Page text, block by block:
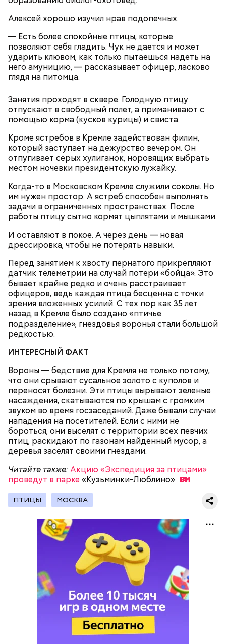
Алексей хорошо изучил нрав подопечных.
— Есть более спокойные птицы, которые
позволяют себя гладить. Чук не дается и может
ударить клювом, как только пытаешься надеть на
него амуницию, — рассказывает офицер, ласково
глядя на питомца.
Занятия проходят в сквере. Голодную птицу
отпускают в свободный полет, а приманивают с
помощью корма (кусков курицы) и свиста.
Кроме ястребов в Кремле задействован филин,
который заступает на дежурство вечером. Он
отпугивает серых хулиганок, норовящих выбрать
местом ночевки президентскую лужайку.
Когда-то в Московском Кремле служили соколы. Но
им нужен простор. А ястреб способен выполнять
задачи в ограниченных пространствах. После
работы птицу сытно кормят цыплятами и мышками.
И оставляют в покое. А через день — новая
дрессировка, чтобы не потерять навыки.
Перед занятием к хвосту пернатого прикрепляют
датчик телеметрии на случай потери «бойца». Это
бывает крайне редко и очень расстраивает
офицеров, ведь каждая птица бесценна с точки
зрения вложенных усилий. С тех пор как 35 лет
назад в Кремле было создано «птичье
подразделение», гнездовья воронья стали большой
редкостью.
ИНТЕРЕСНЫЙ ФАКТ
Вороны — бедствие для Кремля не только потому,
что они срывают сусальное золото с куполов и
переносят болезни. Эти птицы вырывают зеленые
насаждения, скатываются по крышам с громким
звуком во время госзаседаний. Даже бывали случаи
нападения на посетителей. Если с ними не
бороться, они выселят с территории всех певчих
птиц, раскидают по газонам найденный мусор, а
деревья заселят своими гнездами.
Читайте также:Акцию «Экспедиция за птицами»
проведут в парке «Кузьминки-Люблино»
ПТИЦЫ МОСКВА
— Знаете, в Москве ситуация с обманутыми
дольщиками не так критична, как в области, и
большинство вопросов в столице сейчас снято. Но
даже проблемы области сегодня имеют тенденцию
к снижению. Насколько я помню, некоторое время
назад людей, оставшихся и без денег, и без жилья,
было порядка 50 тысяч.
Фото: Сергей Киселев / АГН Москва
— То есть вы считаете создание такого фонда
неоправданным?
— Нет. Я, скорее, считаю, что если его создавать, он
должен быть более прозрачным, а на данный
момент его источники некорректны. Если он
формируется за счет денежных средств всех
застройщиков, получается довольно смешная
картина: те, кто успешен, финансируют тех, кто
прогорел. Получается, битый небитого везет. Те,
кто банкротятся, уходят с рынка, а эффективные
на финансирование чужих обязательств. Считаю
это не совсем справедливым.